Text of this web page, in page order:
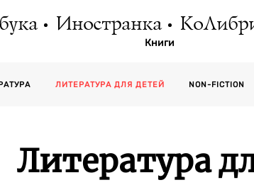
Иностранка
Книги
ЛИТЕРАТУРА ДЛЯ ДЕТЕЙ NON-FICTION
Литература